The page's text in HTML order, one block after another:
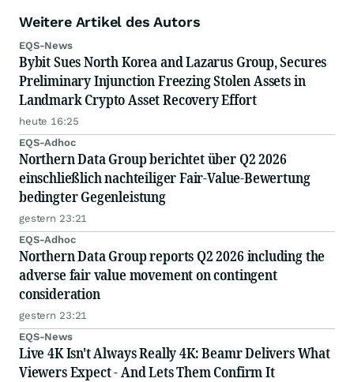
Weitere Artikel des Autors
EQS-News
Bybit Sues North Korea and Lazarus Group, Secures
Preliminary Injunction Freezing Stolen Assets in
Landmark Crypto Asset Recovery Effort
heute 16:25
EQS-Adhoc
Northern Data Group berichtet über Q2 2026
einschließlich nachteiliger Fair-Value-Bewertung
bedingter Gegenleistung
gestern 23:21
EQS-Adhoc
Northern Data Group reports Q2 2026 including the
adverse fair value movement on contingent
consideration
gestern 23:21
EQS-News
Live 4K Isn't Always Really 4K: Beamr Delivers What
Viewers Expect - And Lets Them Confirm It